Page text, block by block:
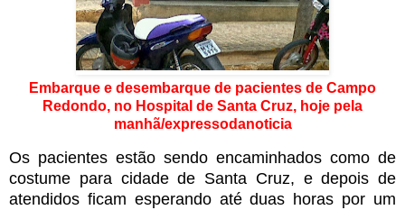
Embarque e desembarque de pacientes de Campo
Redondo, no Hospital de Santa Cruz, hoje pela
manhã/expressodanoticia
Os pacientes estão sendo encaminhados como de
costume para cidade de Santa Cruz, e depois de
atendidos ficam esperando até duas horas por um